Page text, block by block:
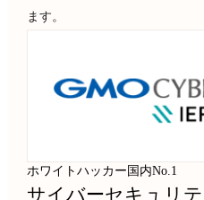
ます。
ホワイトハッカー国内No.1
サイバーセキュリテ